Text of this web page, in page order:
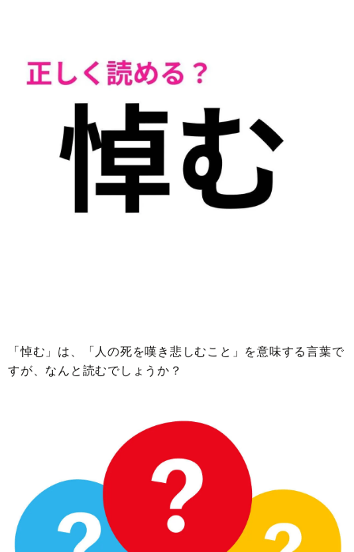
「悼む」は、「人の死を嘆き悲しむこと」を意味する言葉で
すが、なんと読むでしょうか？